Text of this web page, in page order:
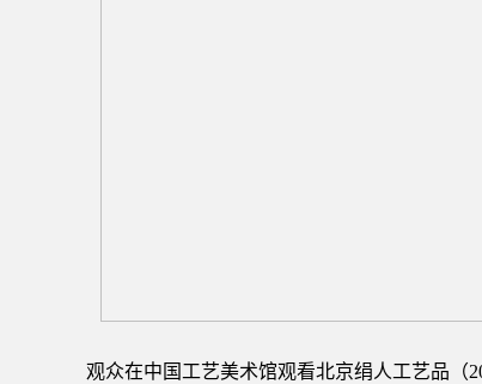
观众在中国工艺美术馆观看北京绢人工艺品（